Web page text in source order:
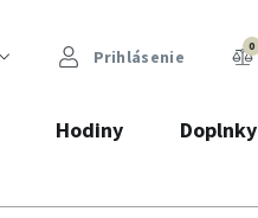
Prihlásenie 0
Hodiny Doplnky